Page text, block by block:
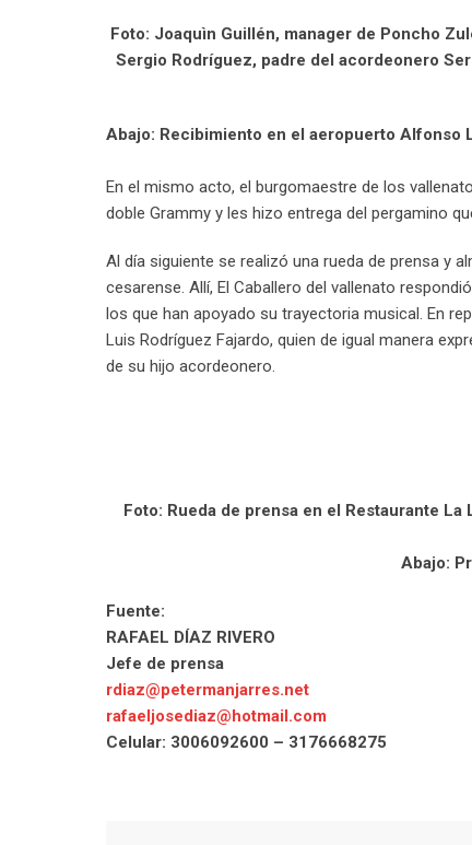
Foto: Joaquìn Guillén, manager de Poncho
Sergio Rodríguez, padre del acordeonero
Abajo: Recibimiento en el aeropuerto Alfonso
En el mismo acto, el burgomaestre de los
doble Grammy y les hizo entrega del pergamino
Al día siguiente se realizó una rueda de prensa y
cesarense. Allí, El Caballero del vallenato
los que han apoyado su trayectoria musical. En
Luis Rodríguez Fajardo, quien de igual manera
de su hijo acordeonero.
Foto: Rueda de prensa en el Restaurante
Abajo:
Fuente:
RAFAEL DÍAZ RIVERO
Jefe de prensa
rdiaz@petermanjarres.net
rafaeljosediaz@hotmail.com
Celular: 3006092600 – 3176668275